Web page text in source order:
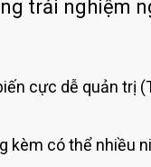
trải nghiệm
cực dễ quản trị
kèm có thể nhiều